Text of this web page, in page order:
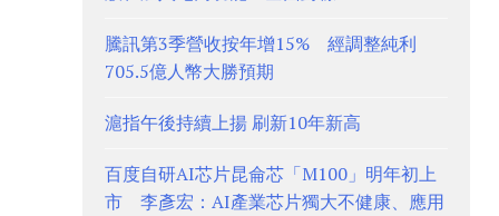
騰訊第3季營收按年增15% 經調整純利
705.5億人幣大勝預期
滬指午後持續上揚 刷新10年新高
百度自研AI芯片昆侖芯「M100」明年初上
市 李彥宏：AI產業芯片獨大不健康、應用